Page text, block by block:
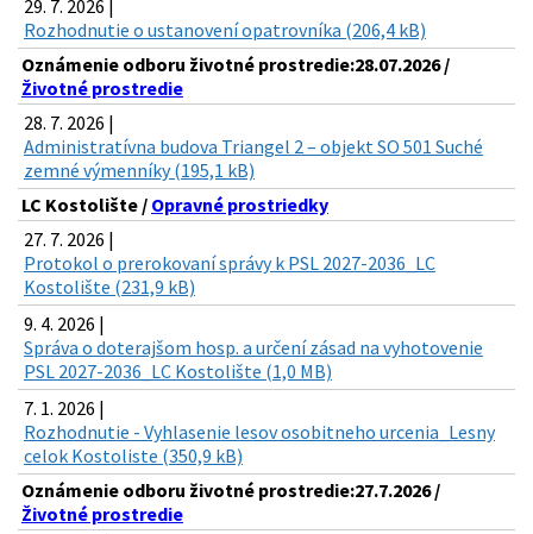
29. 7. 2026 |
Rozhodnutie o ustanovení opatrovníka (206,4 kB)
Oznámenie odboru životné prostredie:28.07.2026 /
Životné prostredie
28. 7. 2026 |
Administratívna budova Triangel 2 – objekt SO 501 Suché
zemné výmenníky (195,1 kB)
LC Kostolište / Opravné prostriedky
27. 7. 2026 |
Protokol o prerokovaní správy k PSL 2027-2036_LC
Kostolište (231,9 kB)
9. 4. 2026 |
Správa o doterajšom hosp. a určení zásad na vyhotovenie
PSL 2027-2036_LC Kostolište (1,0 MB)
7. 1. 2026 |
Rozhodnutie - Vyhlasenie lesov osobitneho urcenia_Lesny
celok Kostoliste (350,9 kB)
Oznámenie odboru životné prostredie:27.7.2026 /
Životné prostredie